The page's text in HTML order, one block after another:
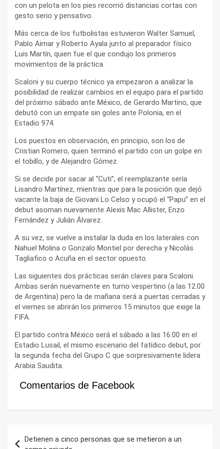
con un pelota en los pies recorrió distancias cortas con
gesto serio y pensativo.
Más cerca de los futbolistas estuvieron Walter Samuel,
Pablo Aimar y Roberto Ayala junto al preparador físico
Luis Martín, quien fue el que condujo los primeros
movimientos de la práctica.
Scaloni y su cuerpo técnico ya empezaron a analizar la
posibilidad de realizar cambios en el equipo para el partido
del próximo sábado ante México, de Gerardo Martino, que
debutó con un empate sin goles ante Polonia, en el
Estadio 974.
Los puestos en observación, en principio, son los de
Cristian Romero, quien terminó el partido con un golpe en
el tobillo, y de Alejandro Gómez.
Si se decide por sacar al “Cuti”, el reemplazante sería
Lisandro Martínez, mientras que para la posición que dejó
vacante la baja de Giovani Lo Celso y ocupó el “Papu” en el
debut asoman nuevamente Alexis Mac Allister, Enzo
Fernández y Julián Álvarez.
A su vez, se vuelve a instalar la duda en los laterales con
Nahuel Molina o Gonzalo Montiel por derecha y Nicolás
Tagliafico o Acuña en el sector opuesto.
Las siguientes dos prácticas serán claves para Scaloni.
Ambas serán nuevamente en turno vespertino (a las 12.00
de Argentina) pero la de mañana será a puertas cerradas y
el viernes se abrirán los primeros 15 minutos que exige la
FIFA.
El partido contra México será el sábado a las 16.00 en el
Estadio Lusail, el mismo escenario del fatídico debut, por
la segunda fecha del Grupo C que sorpresivamente lidera
Arabia Saudita.
Comentarios de Facebook
Detienen a cinco personas que se metieron a un